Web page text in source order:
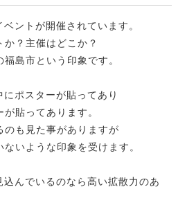
ントが開催されています。
？主催はどこか？
島市という印象です。
ポスターが貼ってあり
貼ってあります。
のも見た事がありますが
いような印象を受けます。
んでいるのなら高い拡散力のあ